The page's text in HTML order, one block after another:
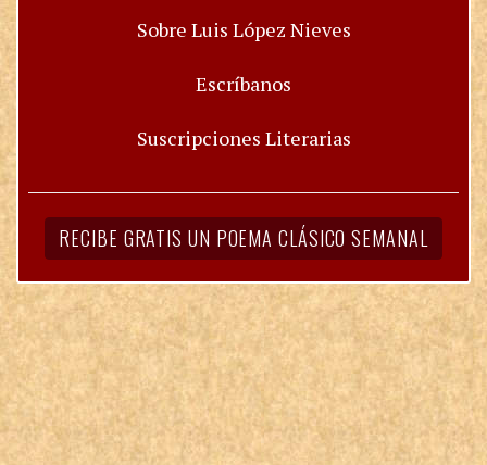
Sobre Luis López Nieves
Escríbanos
Suscripciones Literarias
RECIBE GRATIS UN POEMA CLÁSICO SEMANAL